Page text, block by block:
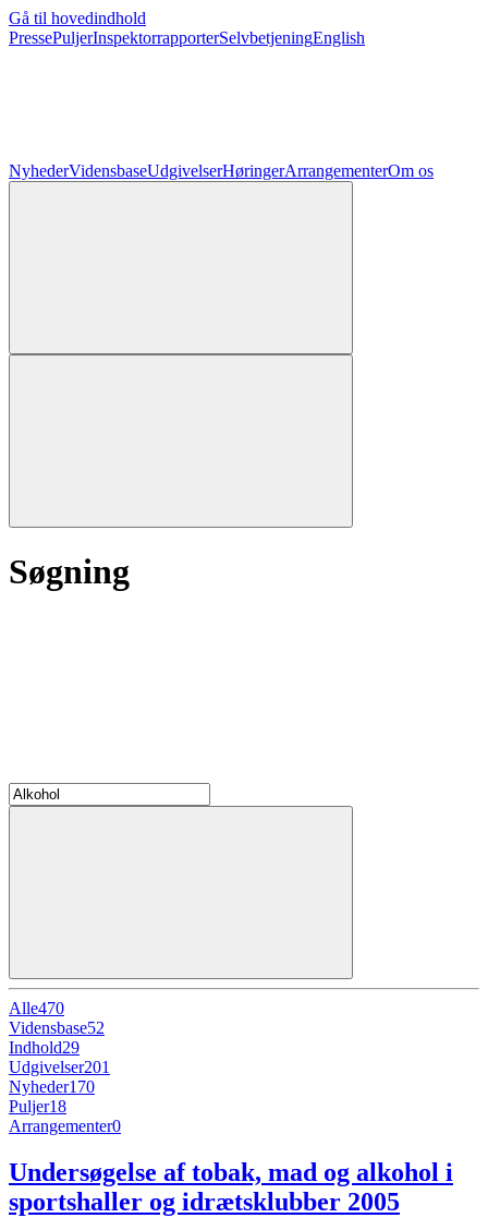
Gå til hovedindhold
PressePuljerInspektorrapporterSelvbetjeningEnglish
NyhederVidensbaseUdgivelserHøringerArrangementerOm os
Søgning
Alle470
Vidensbase52
Indhold29
Udgivelser201
Nyheder170
Puljer18
Arrangementer0
Undersøgelse af tobak, mad og alkohol i
sportshaller og idrætsklubber 2005